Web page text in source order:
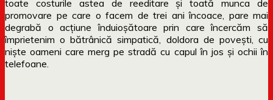
toate costurile astea de reeditare și toată munca de
promovare pe care o facem de trei ani încoace, pare mai
degrabă o acțiune înduioșătoare prin care încercăm să
împrietenim o bătrânică simpatică, doldora de povești, cu
niște oameni care merg pe stradă cu capul în jos și ochii în
telefoane.